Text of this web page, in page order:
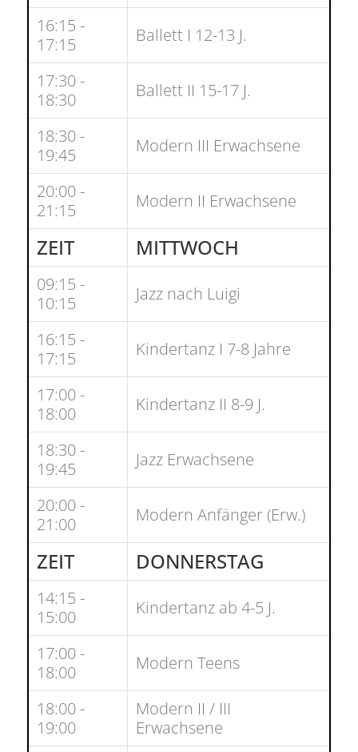
16:15 -
17:15
Ballett I 12-13 J.
17:30 -
18:30
Ballett II 15-17 J.
18:30 -
19:45
Modern III Erwachsene
20:00 -
21:15
Modern II Erwachsene
ZEIT MITTWOCH
09:15 -
10:15
Jazz nach Luigi
16:15 -
17:15
Kindertanz I 7-8 Jahre
17:00 -
18:00
Kindertanz II 8-9 J.
18:30 -
19:45
Jazz Erwachsene
20:00 -
21:00
Modern Anfänger (Erw.)
ZEIT DONNERSTAG
14:15 -
15:00
Kindertanz ab 4-5 J.
17:00 -
18:00
Modern Teens
18:00 -
19:00
Modern II / III
Erwachsene